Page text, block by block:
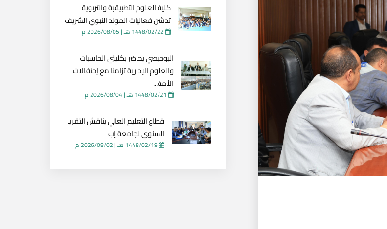
كلية العلوم التطبيقية والتربوية
تدشن فعاليات المولد النبوي الشريف
1448/02/22 هـ | 2026/08/05 م
البوحيصي يحاضر بكليتي الحاسبات
والعلوم الإدارية تزامنا مع إحتفالات
الأمة...
|2026/08/04 م
قطاع التعليم العالي يناقش التقرير
السنوي لجامعة إب
1448/02/19 هـ | 2026/08/02 م